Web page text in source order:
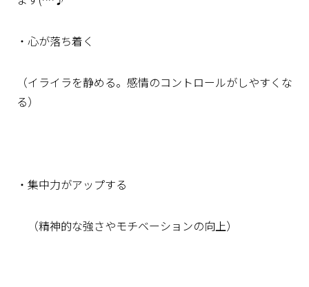
・心が落ち着く
（イライラを静める。感情のコントロールがしやすくな
る）
・集中力がアップする
（精神的な強さやモチベーションの向上）